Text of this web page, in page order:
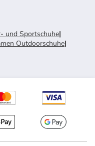
und Sportschuhe|
Outdoorschuhe|